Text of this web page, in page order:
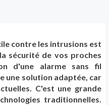
contre les intrusions est
sécurité de vos proches
d'une alarme sans fil
une solution adaptée, car
C'est une grande
traditionnelles.